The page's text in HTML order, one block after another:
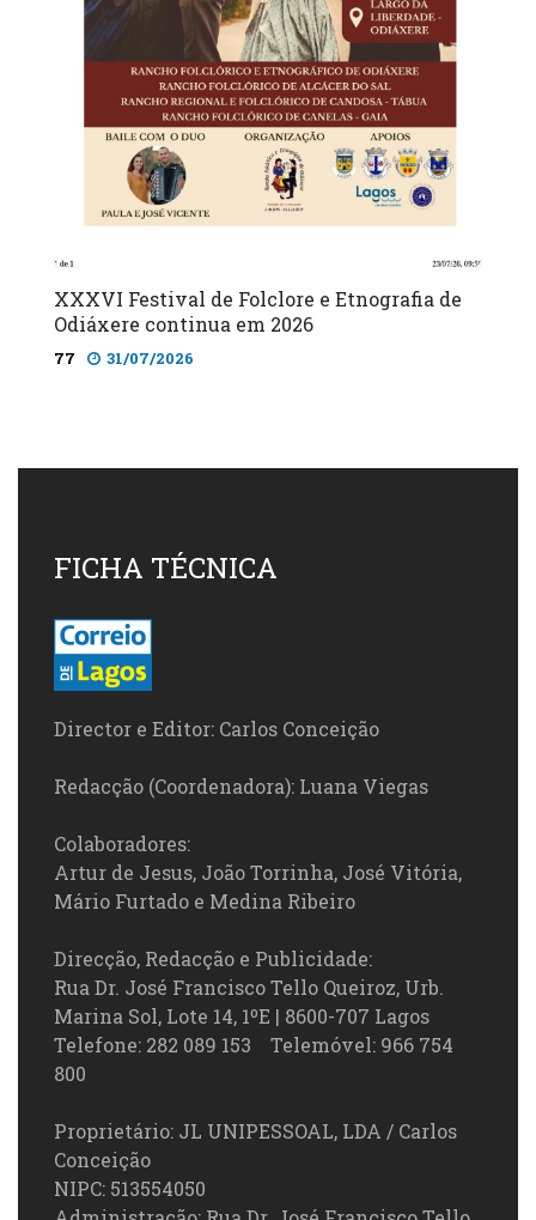
XXXVI Festival de Folclore e Etnografia de
Odiáxere continua em 2026
77 31/07/2026
FICHA TÉCNICA
Director e Editor: Carlos Conceição
Redacção (Coordenadora): Luana Viegas
Colaboradores:
Artur de Jesus, João Torrinha, José Vitória,
Mário Furtado e Medina Ribeiro
Direcção, Redacção e Publicidade:
Rua Dr. José Francisco Tello Queiroz, Urb.
Marina Sol, Lote 14, 1ºE | 8600-707 Lagos
Telefone: 282 089 153 Telemóvel: 966 754
800
Proprietário: JL UNIPESSOAL, LDA / Carlos
Conceição
NIPC: 513554050